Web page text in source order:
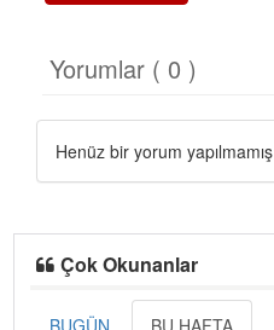
Yorumlar ( 0 )
Henüz bir yorum yapılmamış
Çok Okunanlar